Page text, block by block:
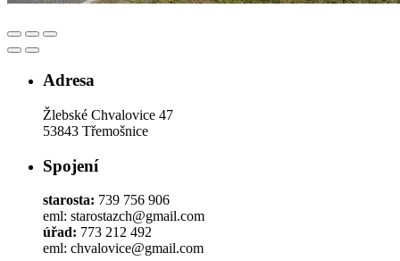
Adresa
Žlebské Chvalovice 47
53843 Třemošnice
Spojení
starosta: 739 756 906
eml: starostazch@gmail.com
úřad: 773 212 492
eml: chvalovice@gmail.com